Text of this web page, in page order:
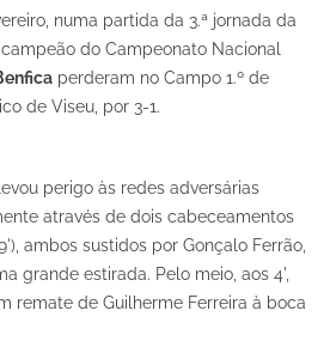
numa partida da 3.ª jornada da
do Campeonato Nacional
perderam no Campo 1.º de
de Viseu, por 3-1.
perigo às redes adversárias
através de dois cabeceamentos
ambos sustidos por Gonçalo Ferrão,
grande estirada. Pelo meio, aos 4',
remate de Guilherme Ferreira à boca